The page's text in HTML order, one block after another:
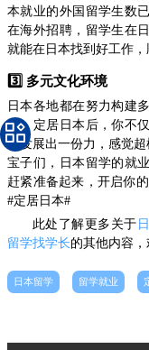
本就业的外国留学生数
在海外招聘，留学生在
就能在日本找到好工作，
3️⃣ 多元文化环境
日本各地都在努力构建
中。定居日本后，你不
和发展出一份力，感觉超
宝子们，日本留学的就
赶紧准备起来，开启你
#定居日本#
此处了解更多关于
留学找学长的其他内容，
日本留学 留学就业